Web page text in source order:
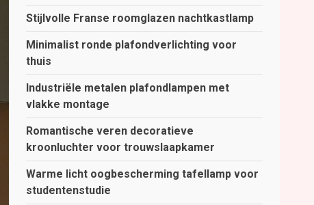
Stijlvolle Franse roomglazen nachtkastlamp
Minimalist ronde plafondverlichting voor
thuis
Industriële metalen plafondlampen met
vlakke montage
Romantische veren decoratieve
kroonluchter voor trouwslaapkamer
Warme licht oogbescherming tafellamp voor
studentenstudie